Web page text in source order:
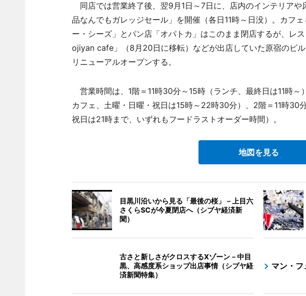
同店では営業終了後、翌9月1日～7日に、店内のインテリアや
品なんでもガレッジセール」を開催（各日11時～日没）。カフ
ー・シーズ」とパン店「オパトカ」はこのまま閉店するが、レ
ojiyan cafe」（8月20日に移転）などが出店していた原宿のビ
リニューアルオープンする。
営業時間は、1階＝11時30分～15時（ランチ、最終日は11時～
カフェ、土曜・日曜・祝日は15時～22時30分）、2階＝11時30
祝日は21時まで、いずれもフードラストオーダー時間）。
地図を見る
目黒川沿いから見る「最後の桜」－上目六
さくらSCが今夏閉店へ（シブヤ経済新
聞）
古さと新しさがクロスするXゾーン－中目
黒、高感度系ショップ出店事情（シブヤ経
済新聞特集）
マン・